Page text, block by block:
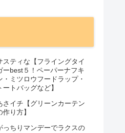
スティな【フライングタイ
ーbest５！ペーパーナフキ
・ミツロウフードラップ・
ートバッグなど】
さイチ【グリーンカーテン
作り方】
っちりマンデーでラクスの